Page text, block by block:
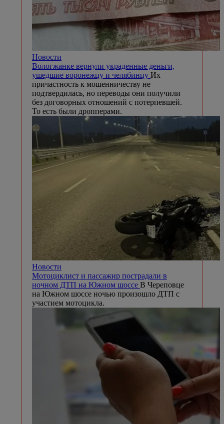
Новости
Вологжанке вернули украденные деньги,
ушедшие воронежцу и челябинцу Их
причастность к мошенничеству не
подтвердилась, но переводы они получили
без договорных отношений с потерпевшей.
То есть были дропперами.
Новости
Мотоциклист и пассажир пострадали в
ночном ДТП на Южном шоссе В Череповце
на Южном шоссе ночью произошло ДТП с
участием мотоцикла.